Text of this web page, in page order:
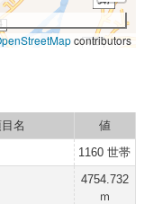
contributors
名
値
1160 世帯
4754.732
ｍ